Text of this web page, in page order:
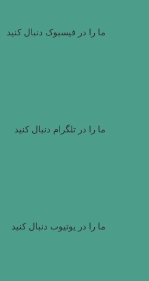
ما را در فیسبوک دنبال کنید
ما را در تلگرام دنبال کنید
ما را در یوتیوب دنبال کنید